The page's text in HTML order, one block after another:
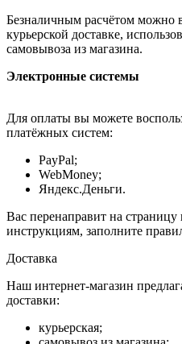
Безналичным расчётом можно
курьерской доставке,
самовывоза из магазина.
Электронные системы
Для оплаты вы можете
платёжных систем:
PayPal;
WebMoney;
Яндекс.Деньги.
Вас перенаправит на страницу
инструкциям, заполните
Доставка
Наш интернет-магазин
доставки:
курьерская;